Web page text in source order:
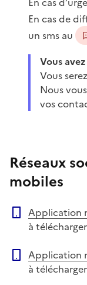
En cas de
un sms au
Vous
Vous serez
Nous
vos
Réseaux
mobiles
Application
à
Application
à